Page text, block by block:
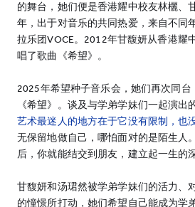
的舞台，她们便是香港耀中校友林欐、
年，出于对音乐的共同热爱，来自不同
拉乐团VOCE。2012年甘馥妍从香港耀
唱了歌曲《希望》。
2025年希望种子音乐会，她们再次同台
《希望》。谈及与学弟学妹们一起演出
艺术最迷人的地方在于它没有限制，也
无保留地做自己，哪怕面对的是陌生人
后，你就能结交到朋友，建立起一生的
甘馥妍和汤珺然被学弟学妹们的活力、
的憧憬所打动，她们希望自己能成为学